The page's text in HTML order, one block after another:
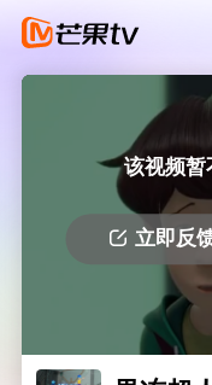
该视频暂
立即反